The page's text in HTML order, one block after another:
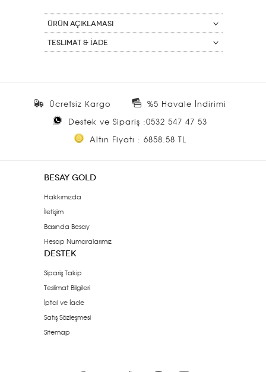
ÜRÜN AÇIKLAMASI
Teslimat & İade
Ücretsiz Kargo
%5 Havale İndirimi
Destek ve Sipariş :0532 547 47 53
Altın Fiyatı : 6858.58 TL
BESAY GOLD
Hakkımızda
İletişim
Basında Besay
Hesap Numaralarımız
DESTEK
Sipariş Takip
Teslimat Bilgileri
İptal ve İade
Satış Sözleşmesi
Sitemap